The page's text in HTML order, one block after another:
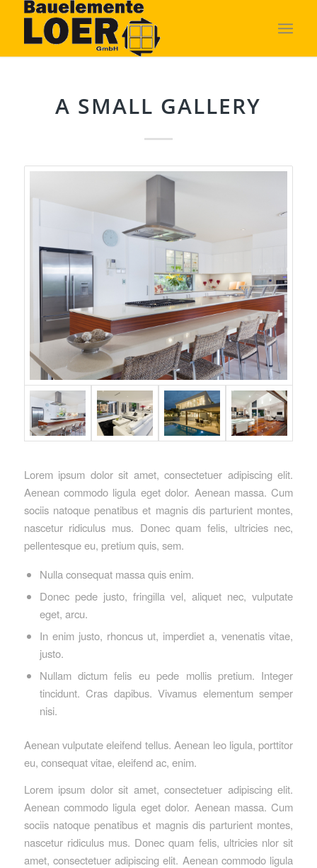
A SMALL GALLERY
Lorem ipsum dolor sit amet, consectetuer adipiscing elit.
Aenean commodo ligula eget dolor. Aenean massa. Cum
sociis natoque penatibus et magnis dis parturient montes,
nascetur ridiculus mus. Donec quam felis, ultricies nec,
pellentesque eu, pretium quis, sem.
Nulla consequat massa quis enim.
Donec pede justo, fringilla vel, aliquet nec, vulputate
eget, arcu.
In enim justo, rhoncus ut, imperdiet a, venenatis vitae,
justo.
Nullam dictum felis eu pede mollis pretium. Integer
tincidunt. Cras dapibus. Vivamus elementum semper
nisi.
Aenean vulputate eleifend tellus. Aenean leo ligula, porttitor
eu, consequat vitae, eleifend ac, enim.
Lorem ipsum dolor sit amet, consectetuer adipiscing elit.
Aenean commodo ligula eget dolor. Aenean massa. Cum
sociis natoque penatibus et magnis dis parturient montes,
nascetur ridiculus mus. Donec quam felis, ultricies nlor sit
amet, consectetuer adipiscing elit. Aenean commodo ligula